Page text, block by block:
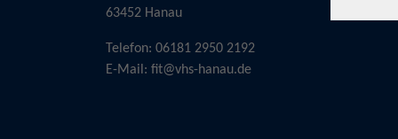
63452 Hanau
Telefon: 06181 2950 2192
E-Mail: fit@vhs-hanau.de